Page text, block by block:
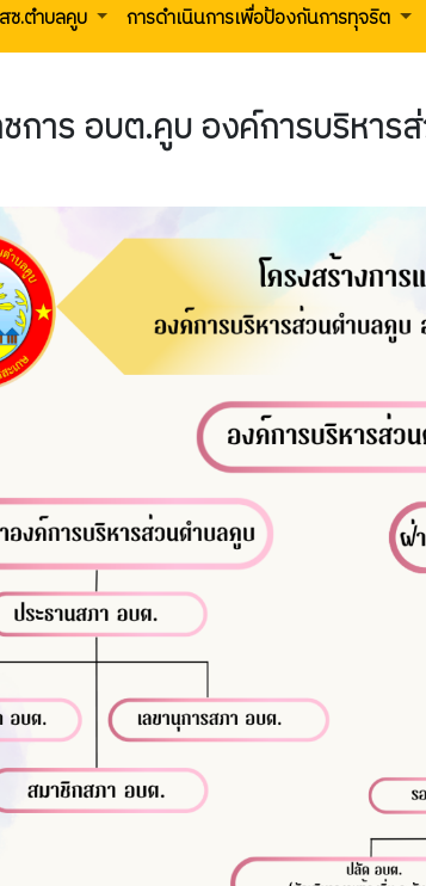
ช.ตำบลคูบ การดำเนินการเพื่อป้องกันการทุจริต
การ อบต.คูบ องค์การบริหาร